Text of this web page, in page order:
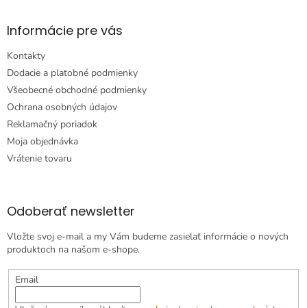
Informácie pre vás
Kontakty
Dodacie a platobné podmienky
Všeobecné obchodné podmienky
Ochrana osobných údajov
Reklamačný poriadok
Moja objednávka
Vrátenie tovaru
Odoberať newsletter
Vložte svoj e-mail a my Vám budeme zasielať informácie o nových
produktoch na našom e-shope.
Email